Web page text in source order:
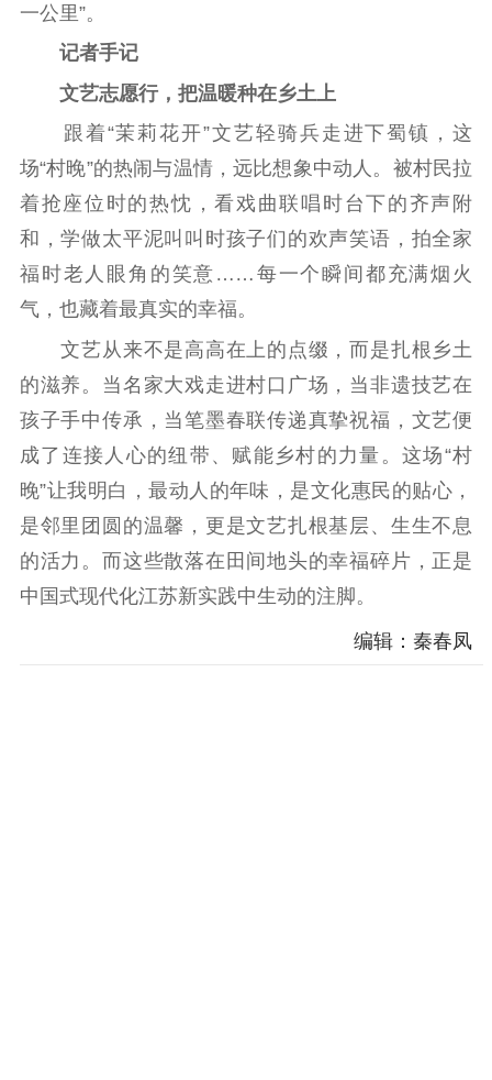
一公里”。
记者手记
文艺志愿行，把温暖种在乡土上
跟着“茉莉花开”文艺轻骑兵走进下蜀镇，这
场“村晚”的热闹与温情，远比想象中动人。被村民拉
着抢座位时的热忱，看戏曲联唱时台下的齐声附
和，学做太平泥叫叫时孩子们的欢声笑语，拍全家
福时老人眼角的笑意……每一个瞬间都充满烟火
气，也藏着最真实的幸福。
文艺从来不是高高在上的点缀，而是扎根乡土
的滋养。当名家大戏走进村口广场，当非遗技艺在
孩子手中传承，当笔墨春联传递真挚祝福，文艺便
成了连接人心的纽带、赋能乡村的力量。这场“村
晚”让我明白，最动人的年味，是文化惠民的贴心，
是邻里团圆的温馨，更是文艺扎根基层、生生不息
的活力。而这些散落在田间地头的幸福碎片，正是
中国式现代化江苏新实践中生动的注脚。
编辑：秦春凤